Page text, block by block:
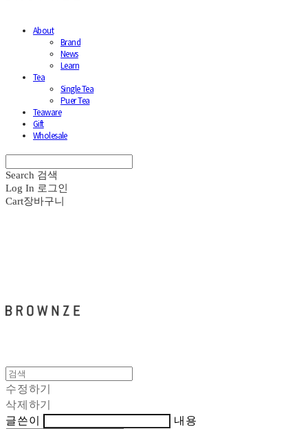
About
Brand
News
Learn
Tea
Single Tea
Puer Tea
Teaware
Gift
Wholesale
Search 검색
Log In 로그인
Cart장바구니
수정하기
삭제하기
글쓴이
내용